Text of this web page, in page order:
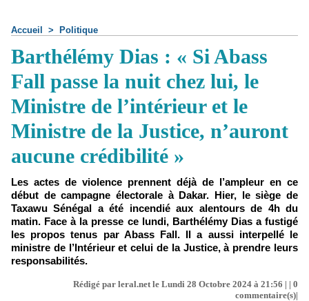
Accueil > Politique
Barthélémy Dias : « Si Abass
Fall passe la nuit chez lui, le
Ministre de l’intérieur et le
Ministre de la Justice, n’auront
aucune crédibilité »
Les actes de violence prennent déjà de l’ampleur en ce
début de campagne électorale à Dakar. Hier, le siège de
Taxawu Sénégal a été incendié aux alentours de 4h du
matin. Face à la presse ce lundi, Barthélémy Dias a fustigé
les propos tenus par Abass Fall. Il a aussi interpellé le
ministre de l’Intérieur et celui de la Justice, à prendre leurs
responsabilités.
Rédigé par leral.net le Lundi 28 Octobre 2024 à 21:56 | | 0
commentaire(s)|